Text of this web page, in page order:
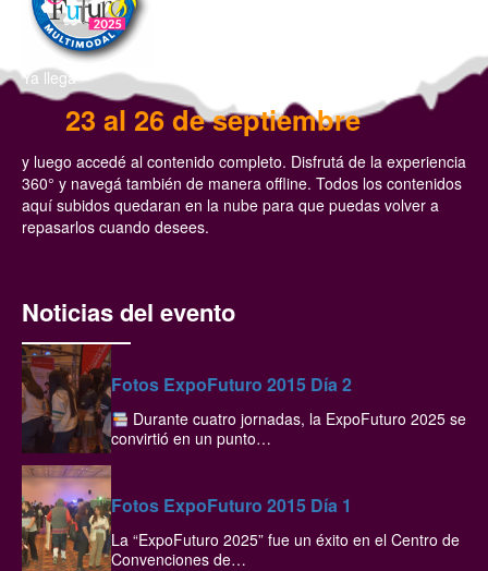
Ya llega
23 al 26 de septiembre
y luego accedé al contenido completo. Disfrutá de la experiencia
360° y navegá también de manera offline. Todos los contenidos
aquí subidos quedaran en la nube para que puedas volver a
repasarlos cuando desees.
Noticias del evento
Fotos ExpoFuturo 2015 Día 2
Durante cuatro jornadas, la ExpoFuturo 2025 se
convirtió en un punto…
Fotos ExpoFuturo 2015 Día 1
La “ExpoFuturo 2025” fue un éxito en el Centro de
Convenciones de…